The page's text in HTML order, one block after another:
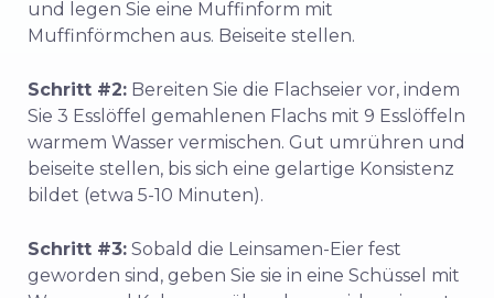
und legen Sie eine Muffinform mit
Muffinförmchen aus. Beiseite stellen.
Schritt #2: Bereiten Sie die Flachseier vor, indem
Sie 3 Esslöffel gemahlenen Flachs mit 9 Esslöffeln
warmem Wasser vermischen. Gut umrühren und
beiseite stellen, bis sich eine gelartige Konsistenz
bildet (etwa 5-10 Minuten).
Schritt #3: Sobald die Leinsamen-Eier fest
geworden sind, geben Sie sie in eine Schüssel mit